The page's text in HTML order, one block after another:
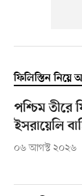
ফিলিস্তিন
পশ্চিম তীরে
ইসরায়েলি
০৬ আগস্ট ২০২৬